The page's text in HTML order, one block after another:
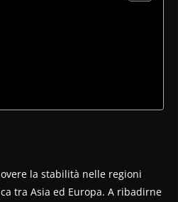
la stabilità nelle regioni
tra Asia ed Europa. A ribadirne